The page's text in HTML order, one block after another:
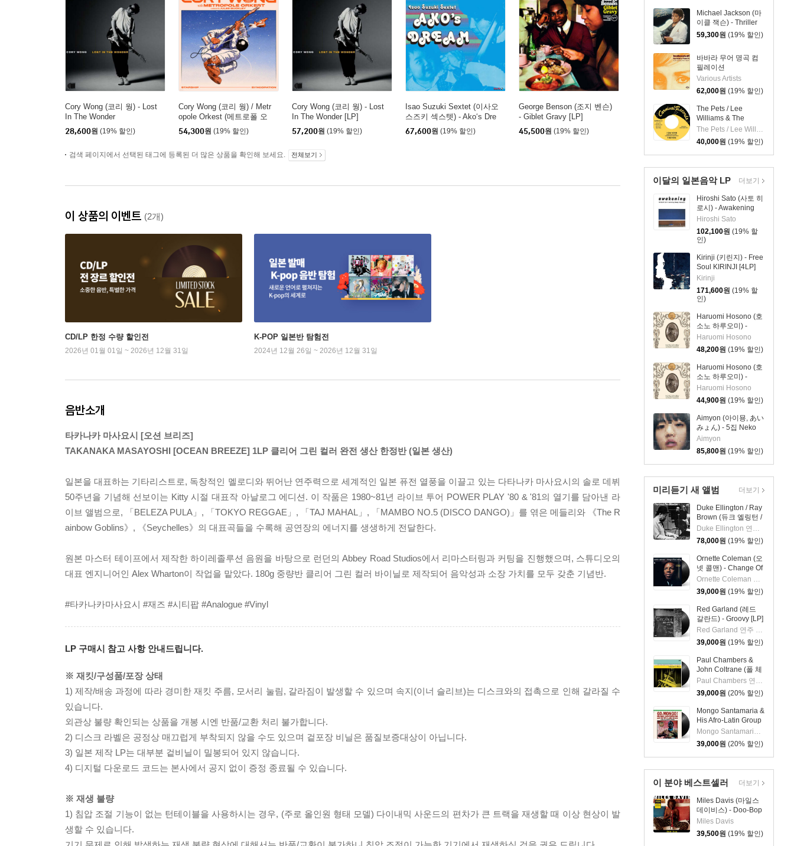
Michael Jackson (마
이클 잭슨) - Thriller
[레드 앤 블랙 마블
59,300원 (19% 할인)
바바라 무어 명곡 컴
필레이션
(Bedazzled! Barbara
Moore TV, Film And
Studio Work 1965–
81) [2LP]
Various Artists
62,000원 (19% 할인)
The Pets / Lee
Williams & The
Cymbals - I Say
Yeah / It's Everything
About You I Love [7
인치 Vinyl]
The Pets / Lee Williams & The Cymbals
40,000원 (19% 할인)
이달의 일본음악 LP
Hiroshi Sato (사토 히
로시) - Awakening
special edition [클리
어 블루 & 라이트 블
루 컬러 2LP]
Hiroshi Sato
102,100원 (19% 할
인)
Kirinji (키린지) - Free
Soul KIRINJI [4LP]
Kirinji
171,600원 (19% 할
인)
Haruomi Hosono (호
소노 하루오미) -
Yours Sincerely [컬러
LP]
Haruomi Hosono
48,200원 (19% 할인)
Haruomi Hosono (호
소노 하루오미) -
Yours Sincerely [LP]
Haruomi Hosono
44,900원 (19% 할인)
Aimyon (아이묭, あい
みょん) - 5집 Neko
Ni Jealousy (고양이
에 대한 질투) [컬러
2LP]
Aimyon
85,800원 (19% 할인)
더보기
미리듣기 새 앨범
Duke Ellington / Ray
Brown (듀크 엘링턴 /
레이 브라운) - This
One's For Blanton
[LP]
Duke Ellington 연주 외 1명
78,000원 (19% 할인)
Ornette Coleman (오
넷 콜맨) - Change Of
The Century [LP] Ornette Coleman 연주
39,000원 (19% 할인)
Red Garland (레드
갈란드) - Groovy [LP]
Red Garland 연주 외 2명
39,000원 (19% 할인)
Paul Chambers &
John Coltrane (폴 체
임버스 & 존 콜트레
인) - A Jazz
Delegation From the
East: Chamber's
Music [LP]
Paul Chambers 연주 외 1명
39,000원 (20% 할인)
Mongo Santamaria &
His Afro-Latin Group
(몽고 산타마리아 &
히스 아프로 라틴 그
룹) - Go Mongo!
(Feat. Chick Corea)
[LP]
Mongo Santamaria 연주
39,000원 (20% 할인)
더보기
이 분야 베스트셀러
Miles Davis (마일스
데이비스) - Doo-Bop
[LP]
Miles Davis
39,500원 (19% 할인)
더보기
Cory Wong (코리 웡) - Lost
In The Wonder
28,600원 (19% 할인)
Cory Wong (코리 웡) / Metr
opole Orkest (메트로폴 오
케스트라) - Starship Synco
pation with the Metropole O
54,300원 (19% 할인)
Cory Wong (코리 웡) - Lost
In The Wonder [LP]
57,200원 (19% 할인)
Isao Suzuki Sextet (이사오
스즈키 섹스텟) - Ako‘s Dre
am [LP]
67,600원 (19% 할인)
George Benson (조지 벤슨)
- Giblet Gravy [LP]
45,500원 (19% 할인)
검색 페이지에서 선택된 태그에 등록된 더 많은 상품을 확인해 보세요. 전체보기
이 상품의 이벤트 (2개)
CD/LP 한정 수량 할인전
2026년 01월 01일 ~ 2026년 12월 31일
K-POP 일본반 탐험전
2024년 12월 26일 ~ 2026년 12월 31일
음반소개
타카나카 마사요시 [오션 브리즈]
TAKANAKA MASAYOSHI [OCEAN BREEZE] 1LP 클리어 그린 컬러 완전 생산 한정반 (일본 생산)
일본을 대표하는 기타리스트로, 독창적인 멜로디와 뛰어난 연주력으로 세계적인 일본 퓨전 열풍을 이끌고 있는 다타나카 마사요시의 솔로 데뷔
50주년을 기념해 선보이는 Kitty 시절 대표작 아날로그 에디션. 이 작품은 1980~81년 라이브 투어 POWER PLAY '80 & '81의 열기를 담아낸 라
이브 앨범으로, 「BELEZA PULA」, 「TOKYO REGGAE」, 「TAJ MAHAL」, 「MAMBO NO.5 (DISCO DANGO)」를 엮은 메들리와 《The R
ainbow Goblins》, 《Seychelles》의 대표곡들을 수록해 공연장의 에너지를 생생하게 전달한다.
원본 마스터 테이프에서 제작한 하이레졸루션 음원을 바탕으로 런던의 Abbey Road Studios에서 리마스터링과 커팅을 진행했으며, 스튜디오의
대표 엔지니어인 Alex Wharton이 작업을 맡았다. 180g 중량반 클리어 그린 컬러 바이닐로 제작되어 음악성과 소장 가치를 모두 갖춘 기념반.
#타카나카마사요시 #재즈 #시티팝 #Analogue #Vinyl
LP 구매시 참고 사항 안내드립니다.
※ 재킷/구성품/포장 상태
1) 제작/배송 과정에 따라 경미한 재킷 주름, 모서리 눌림, 갈라짐이 발생할 수 있으며 속지(이너 슬리브)는 디스크와의 접촉으로 인해 갈라질 수
있습니다.
외관상 불량 확인되는 상품을 개봉 시엔 반품/교환 처리 불가합니다.
2) 디스크 라벨은 공정상 매끄럽게 부착되지 않을 수도 있으며 겉포장 비닐은 품질보증대상이 아닙니다.
3) 일본 제작 LP는 대부분 겉비닐이 밀봉되어 있지 않습니다.
4) 디지털 다운로드 코드는 본사에서 공지 없이 증정 종료될 수 있습니다.
※ 재생 불량
1) 침압 조절 기능이 없는 턴테이블을 사용하시는 경우, (주로 올인원 형태 모델) 다이내믹 사운드의 편차가 큰 트랙을 재생할 때 이상 현상이 발
생할 수 있습니다.